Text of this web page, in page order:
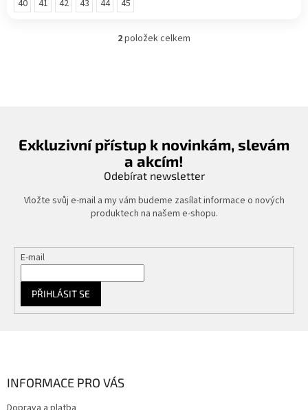
40 41 42 43 44 45
O
p
r
v
y
v
i
2položek celkem
Exkluzivní přístup k novinkám, slevám
a akcím!
Odebírat newsletter
Vložte svůj e-mail a my vám budeme zasílat informace o nových
produktech na našem e-shopu.
E-mail
PŘIHLÁSIT SE
INFORMACE PRO VÁS